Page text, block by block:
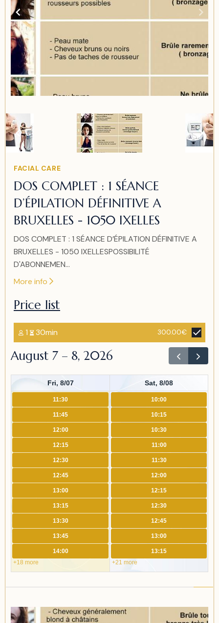
Item
2
of
Item
FACIAL CARE
DOS COMPLET : 1 SÉANCE
D’ÉPILATION DÉFINITIVE A
BRUXELLES - 1050 IXELLES
DOS COMPLET : 1 SÉANCE D’ÉPILATION DÉFINITIVE A
BRUXELLES - 1050 IXELLESPOSSIBILITÉ
D'ABONNEMEN...
More info
Price list
1 30min 300.00€
August 7 – 8, 2026
Fri, 8/07 Sat, 8/08
11:30
11:45
12:00
12:15
12:30
12:45
13:00
13:15
13:30
13:45
14:00
+18 more
10:00
10:15
10:30
11:00
11:30
12:00
12:15
12:30
12:45
13:00
13:15
+21 more